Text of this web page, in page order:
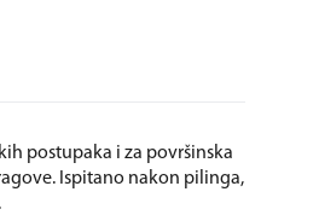
postupaka i za površinska
Ispitano nakon pilinga,